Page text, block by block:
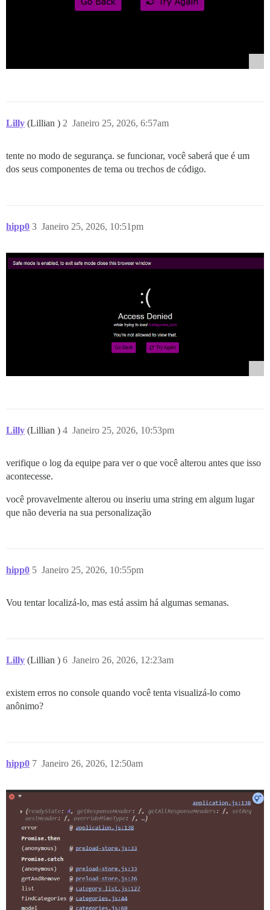
Lilly (Lillian ) Janeiro 25, 2026, 6:57am
2
tente no modo de segurança. se funcionar, você saberá que é um
dos seus componentes de tema ou trechos de código.
hipp0 Janeiro 25, 2026, 10:51pm
3
Lilly (Lillian ) Janeiro 25, 2026, 10:53pm
4
verifique o log da equipe para ver o que você alterou antes que isso
acontecesse.
você provavelmente alterou ou inseriu uma string em algum lugar
que não deveria na sua personalização
hipp0 Janeiro 25, 2026, 10:55pm
5
Vou tentar localizá-lo, mas está assim há algumas semanas.
Lilly (Lillian ) Janeiro 26, 2026, 12:23am
6
existem erros no console quando você tenta visualizá-lo como
anônimo?
hipp0 Janeiro 26, 2026, 12:50am
7